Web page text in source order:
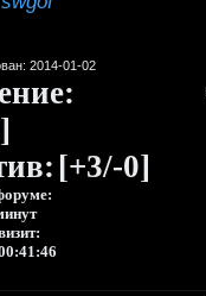
: 2014-01-02
[+3/-0]